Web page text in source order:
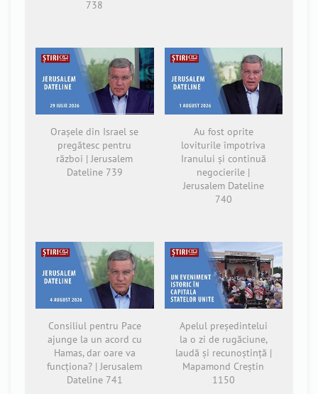
738
Orașele din Israel se
pregătesc pentru
război | Jerusalem
Dateline 739
Au fost oprite
loviturile împotriva
Iranului și continuă
negocierile |
Jerusalem Dateline
740
Consiliul pentru Pace
ajunge la un acord cu
Hamas, dar oare va
funcționa? | Jerusalem
Dateline 741
Apelul președintelui
la o zi de rugăciune,
laudă și recunoștință |
Mapamond Creștin
1150